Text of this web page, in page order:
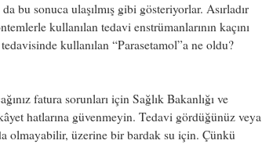
bu sonuca ulaşılmış gibi gösteriyorlar. Asırladır
kullanılan tedavi enstrümanlarının kaçını
tedavisinde kullanılan “Parasetamol”a ne oldu?
fatura sorunları için Sağlık Bakanlığı ve
hatlarına güvenmeyin. Tedavi gördüğünüz veya
olmayabilir, üzerine bir bardak su için. Çünkü